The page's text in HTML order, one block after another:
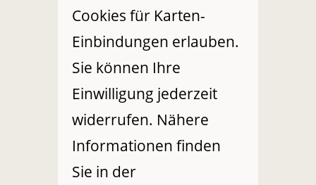
Cookies für Karten-
Einbindungen erlauben.
Sie können Ihre
Einwilligung jederzeit
widerrufen. Nähere
Informationen finden
Sie in der